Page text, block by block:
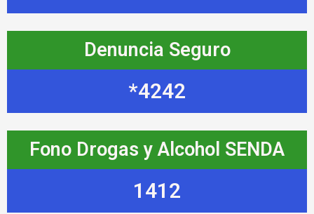
Denuncia Seguro
*4242
Fono Drogas y Alcohol SENDA
1412